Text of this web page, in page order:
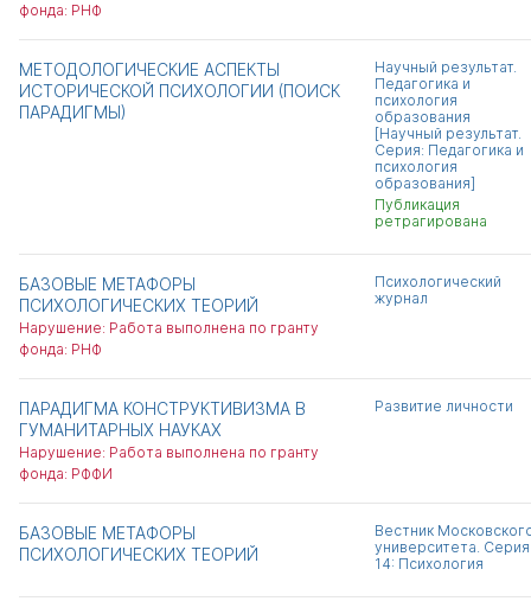
фонда: РНФ
МЕТОДОЛОГИЧЕСКИЕ АСПЕКТЫ
ИСТОРИЧЕСКОЙ ПСИХОЛОГИИ (ПОИСК
ПАРАДИГМЫ)
Научный результат.
Педагогика и
психология
образования
[Научный результат.
Серия: Педагогика и
психология
образования]
Публикация
ретрагирована
БАЗОВЫЕ МЕТАФОРЫ
ПСИХОЛОГИЧЕСКИХ ТЕОРИЙ
Нарушение: Работа выполнена по гранту
фонда: РНФ
Психологический
журнал
ПАРАДИГМА КОНСТРУКТИВИЗМА В
ГУМАНИТАРНЫХ НАУКАХ
Нарушение: Работа выполнена по гранту
фонда: РФФИ
Развитие личности
БАЗОВЫЕ МЕТАФОРЫ
ПСИХОЛОГИЧЕСКИХ ТЕОРИЙ
Вестник
университета. Серия
14: Психология